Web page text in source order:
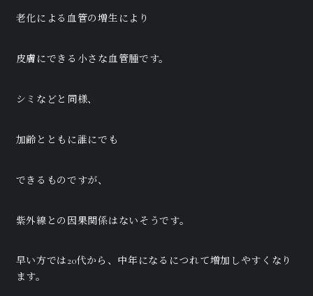
老化による血管の増生により
皮膚にできる小さな血管腫です。
シミなどと同様、
加齢とともに誰にでも
できるものですが、
紫外線との因果関係はないそうです。
早い方では20代から、中年になるにつれて増加しやすくなり
ます。